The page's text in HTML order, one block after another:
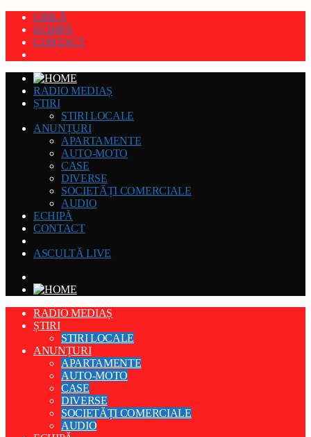
GRILĂ
ECHIPĂ
CONTACT
RADIO MEDIAȘ
ȘTIRI
STIRI LOCALE
ANUNȚURI
APARTAMENTE
AUTO-MOTO
CASE
DIVERSE
SOCIETĂȚI COMERCIALE
AUDIO
ECHIPĂ
CONTACT
ASCULTĂ LIVE
RADIO MEDIAȘ
ȘTIRI
STIRI LOCALE
ANUNȚURI
APARTAMENTE
AUTO-MOTO
CASE
DIVERSE
SOCIETĂȚI COMERCIALE
AUDIO